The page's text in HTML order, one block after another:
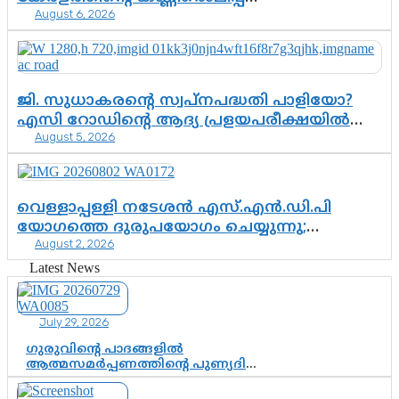
എന്നവസാനിക്കും?
August 6, 2026
ജി. സുധാകരന്റെ സ്വപ്നപദ്ധതി പാളിയോ?
എസി റോഡിന്റെ ആദ്യ പ്രളയപരീക്ഷയിൽ
ഉയരുന്നത് ഗുരുതര ചോദ്യങ്ങൾ
August 5, 2026
വെള്ളാപ്പള്ളി നടേശൻ എസ്.എൻ.ഡി.പി
യോഗത്തെ ദുരുപയോഗം ചെയ്യുന്നു;
ശ്രീനാരായണ പ്രസ്ഥാനത്തെ കാർന്നുതിന്നുന്ന
വിഷവിത്ത്: ഗോകുലം ഗോപാലൻ
August 2, 2026
Latest News
July 29, 2026
ഗുരുവിന്റെ പാദങ്ങളിൽ
ആത്മസമർപ്പണത്തിന്റെ പുണ്യദിനം;
മാതാ അമൃതാനന്ദമയി മഠത്തിൽ
ഭക്തിസാന്ദ്രമായി ഗുരുപൂർണിമ